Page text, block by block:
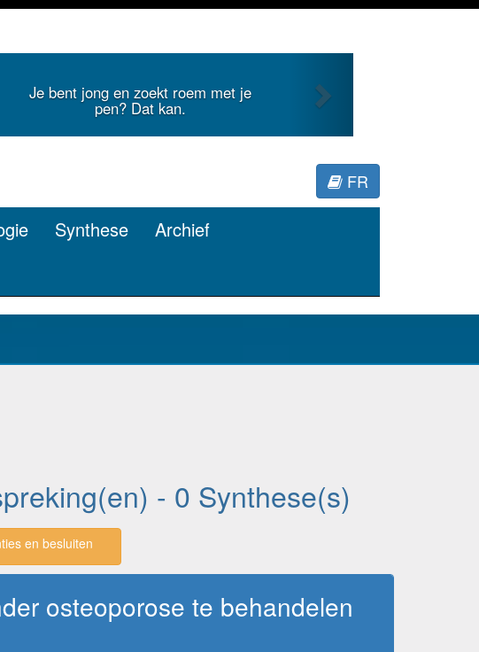
Je bent jong en zoekt roem met je
pen? Dat kan.
FR
Synthese
Archief
- 0 Synthese(s)
en besluiten
osteoporose te behandelen